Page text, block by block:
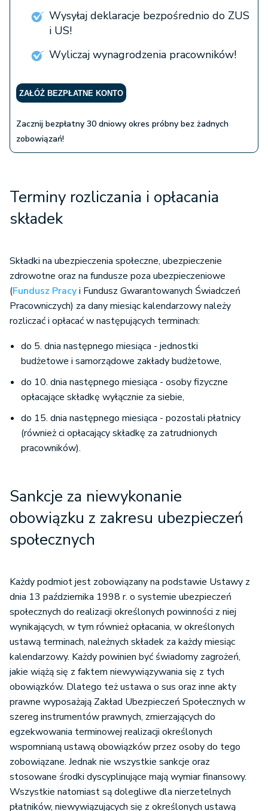
Wysyłaj deklaracje bezpośrednio do ZUS
i US!
Wyliczaj wynagrodzenia pracowników!
ZAŁÓŻ BEZPŁATNE KONTO
Zacznij bezpłatny 30 dniowy okres próbny bez żadnych
zobowiązań!
Terminy rozliczania i opłacania
składek
Składki na ubezpieczenia społeczne, ubezpieczenie
zdrowotne oraz na fundusze poza ubezpieczeniowe
(Fundusz Pracyi Fundusz Gwarantowanych Świadczeń
Pracowniczych) za dany miesiąc kalendarzowy należy
rozliczać i opłacać w następujących terminach:
do 5. dnia następnego miesiąca - jednostki
budżetowe i samorządowe zakłady budżetowe,
do 10. dnia następnego miesiąca - osoby fizyczne
opłacające składkę wyłącznie za siebie,
do 15. dnia następnego miesiąca - pozostali płatnicy
(również ci opłacający składkę za zatrudnionych
pracowników).
Sankcje za niewykonanie
obowiązku z zakresu ubezpieczeń
społecznych
Każdy podmiot jest zobowiązany na podstawie Ustawy z
dnia 13 października 1998 r. o systemie ubezpieczeń
społecznych do realizacji określonych powinności z niej
wynikających, w tym również opłacania, w określonych
ustawą terminach, należnych składek za każdy miesiąc
kalendarzowy. Każdy powinien być świadomy zagrożeń,
jakie wiążą się z faktem niewywiązywania się z tych
obowiązków. Dlatego też ustawa o sus oraz inne akty
prawne wyposażają Zakład Ubezpieczeń Społecznych w
szereg instrumentów prawnych, zmierzających do
egzekwowania terminowej realizacji określonych
wspomnianą ustawą obowiązków przez osoby do tego
zobowiązane. Jednak nie wszystkie sankcje oraz
stosowane środki dyscyplinujące mają wymiar finansowy.
Wszystkie natomiast są dolegliwe dla nierzetelnych
płatników, niewywiązujących się z określonych ustawą